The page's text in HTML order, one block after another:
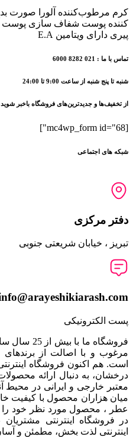
کرم مرطوب‌کننده آلورا صورت
کننده پوست شفاف سازی پوست
پیری دارای ویتامین E.A
تماس با ما : 021 8282 6000
شنبه تا پنج شنبه از ساعت 9:00 تا 24:00
از تخفیف‌ها و جدیدترین‌های فروشگاه باخبر شوید
[mc4wp_form id="68"]
شبکه های اجتماعی
دفتر مرکزی
تبریز ، خیابان شریعتی جنوبی
پست الکترونیکی
فروشگاه
مرغوب و با اصالت از
است. هم اکنون فروشگاه
درخشان، به دنبال ارائه
معتبر خارجی و ايرانی در محيط
ميان هزاران محصول با کيفيت
عطر ، محصول مورد نظر خود را
در فروشگاه اینترنتی مشتريان
اینترنتی لذت بخش، مطمئن و